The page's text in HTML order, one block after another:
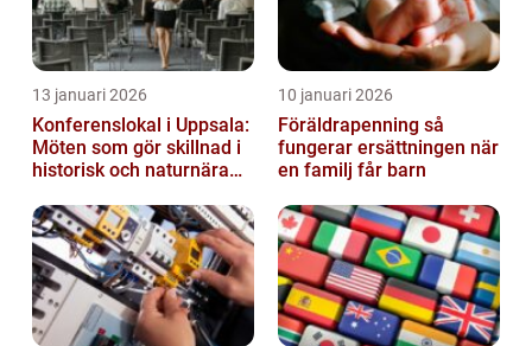
13 januari 2026
Konferenslokal i Uppsala:
Möten som gör skillnad i
historisk och naturnära
10 januari 2026
Föräldrapenning så
fungerar ersättningen när
en familj får barn